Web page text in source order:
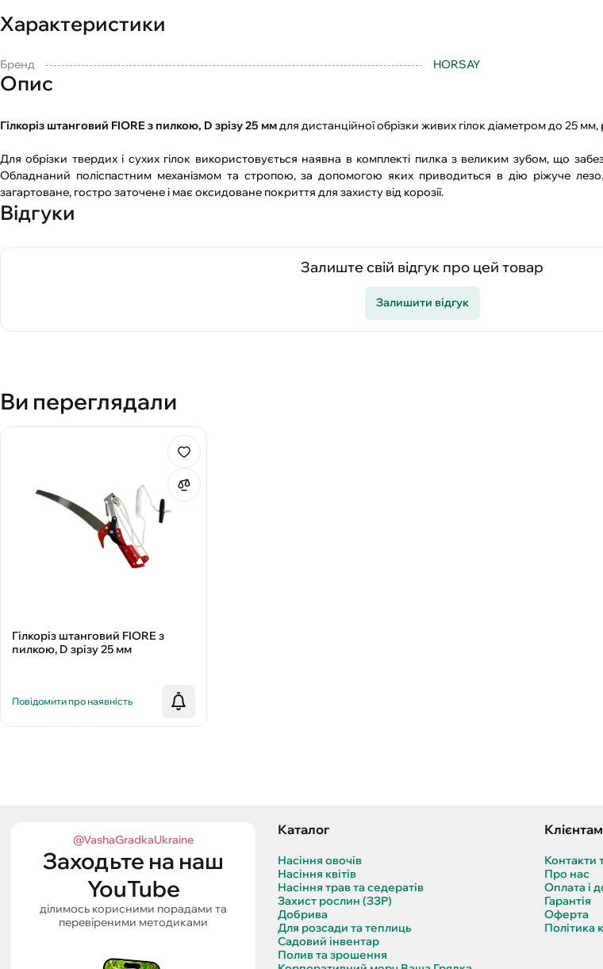
Характеристики
Бренд HORSAY
Опис
Гілкоріз штанговий FIORE з пилкою, D зрізу 25 мм для дистанційної обрізки живих гілок діаметром до 25
Для обрізки твердих і сухих гілок використовується наявна в комплекті пилка з великим зубом, що
Обладнаний поліспастним механізмом та стропою, за допомогою яких приводиться в дію ріжуче
загартоване, гостро заточене і має оксидоване покриття для захисту від корозії.
Відгуки
Залиште свій відгук про цей товар
Залишити відгук
Ви переглядали
Гілкоріз штанговий FIORE з
пилкою, D зрізу 25 мм
Повідомити про наявність
@VashaGradkaUkraine
Заходьте на наш
YouTube
ділимось корисними порадами та
перевіреними методиками
Каталог
Насіння овочів
Насіння квітів
Насіння трав та седератів
Захист рослин (ЗЗР)
Добрива
Для розсади та теплиць
Садовий інвентар
Полив та зрошення
Клієнтам
Контакти
Про нас
Оплата і
Гарантія
Оферта
Політика